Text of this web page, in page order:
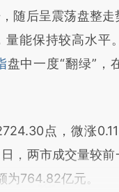
后呈震荡盘整走
能保持较高水平
盘中一度“翻绿”，
点，微涨
，两市成交量较前
为764.82亿元。